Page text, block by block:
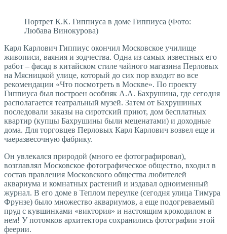
Портрет К.К. Гиппиуса в доме Гиппиуса (Фото:
Любава Винокурова)
Карл Карлович Гиппиус окончил Московское училище
живописи, ваяния и зодчества. Одна из самых известных его
работ – фасад в китайском стиле чайного магазина Перловых
на Мясницкой улице, который до сих пор входит во все
рекомендации «Что посмотреть в Москве». По проекту
Гиппиуса был построен особняк А.А. Бахрушина, где сегодня
располагается театральный музей. Затем от Бахрушиных
последовали заказы на сиротский приют, дом бесплатных
квартир (купцы Бахрушины были меценатами) и доходные
дома. Для торговцев Перловых Карл Карлович возвел еще и
чаеразвесочную фабрику.
Он увлекался природой (много ее фотографировал),
возглавлял Московское фотографическое общество, входил в
состав правления Московского общества любителей
аквариума и комнатных растений и издавал одноименный
журнал. В его доме в Теплом переулке (сегодня улица Тимура
Фрунзе) было множество аквариумов, а еще подогреваемый
пруд с кувшинками «виктория» и настоящим крокодилом в
нем! У потомков архитектора сохранились фотографии этой
феерии.